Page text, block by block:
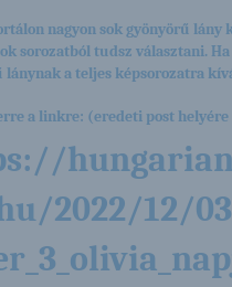
nagyon sok gyönyörű lány
sorozatból tudsz választani.
lánynak a teljes képsorozatra
a linkre: (eredeti post
2022/12/